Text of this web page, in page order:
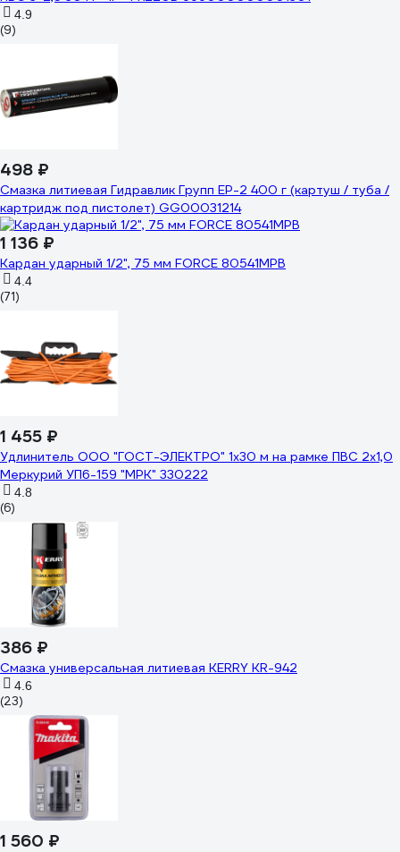
4.9
(9)
498 ₽
Смазка литиевая Гидравлик Групп EP-2 400 г (картуш / туба /
картридж под пистолет) GG00031214
1 136 ₽
Кардан ударный 1/2", 75 мм FORCE 80541MPB
4.4
(71)
1 455 ₽
Удлинитель ООО "ГОСТ-ЭЛЕКТРО" 1x30 м на рамке ПВС 2x1,0
Меркурий УП6-159 "МРК" 330222
4.8
(6)
386 ₽
Смазка универсальная литиевая KERRY KR-942
4.6
(23)
1 560 ₽